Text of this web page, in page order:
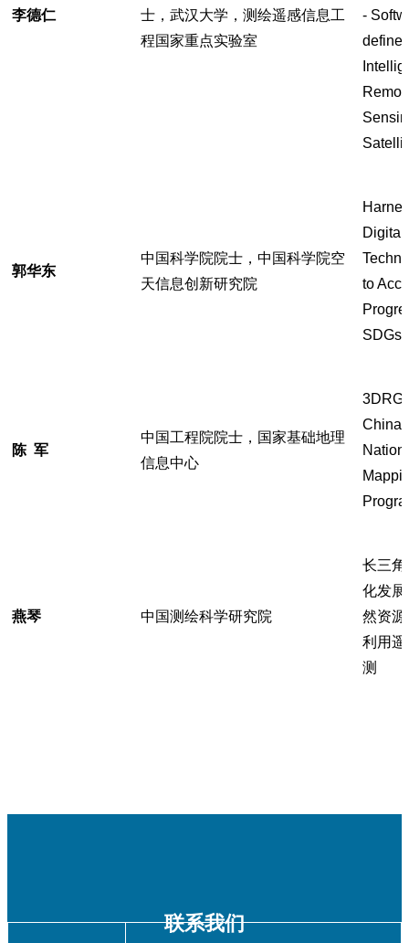
李德仁
士，武汉大学，测绘遥感信息工
程国家重点实验室
-
郭华东
中国科学院院士，中国科学院空
天信息创新研究院
Digital
to
SDGs
陈 军
中国工程院院士，国家基础地理
信息中心
燕琴 中国测绘科学研究院
长三
化发
然资
利用
测
联系我们